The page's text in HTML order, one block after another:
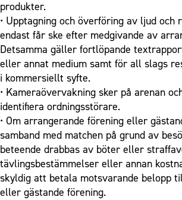
produkter.
• Upptagning och överföring av ljud och
endast får ske efter medgivande av
Detsamma gäller fortlöpande
eller annat medium samt för all slags
i kommersiellt syfte.
• Kameraövervakning sker på arenan
identifiera ordningsstörare.
• Om arrangerande förening eller
samband med matchen på grund av
beteende drabbas av böter eller
tävlingsbestämmelser eller annan
skyldig att betala motsvarande belopp
eller gästande förening.